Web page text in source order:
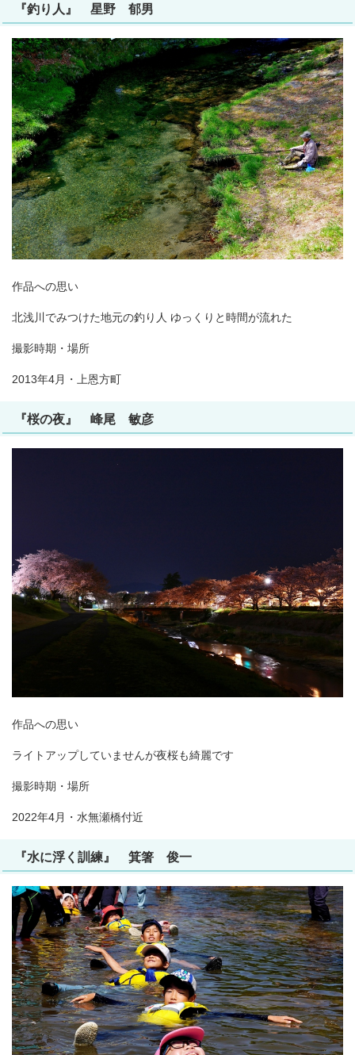
『釣り人』 星野 郁男
作品への思い
北浅川でみつけた地元の釣り人 ゆっくりと時間が流れた
撮影時期・場所
2013年4月・上恩方町
『桜の夜』 峰尾 敏彦
作品への思い
ライトアップしていませんが夜桜も綺麗です
撮影時期・場所
2022年4月・水無瀬橋付近
『水に浮く訓練』 箕箸 俊一